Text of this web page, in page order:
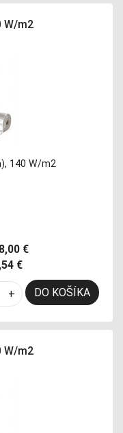
W/m2
140 W/m2
€
€
+ DO KOŠÍKA
W/m2